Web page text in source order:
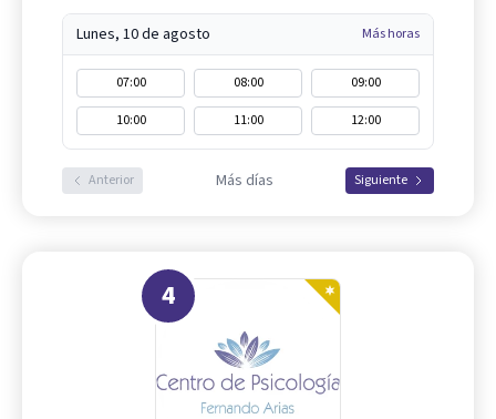
Lunes, 10 de agosto Más horas
07:00 08:00
09:00
10:00
11:00 12:00
Anterior Más días Siguiente
4